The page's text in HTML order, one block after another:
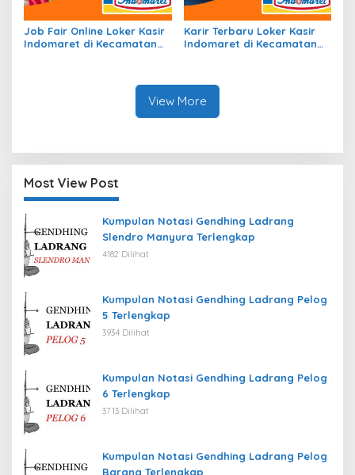
Job Fair Online Loker Kasir
Indomaret di Kecamatan
Karir Terbaru Loker Kasir
Indomaret di Kecamatan
View More
Most View Post
Kumpulan Notasi Gendhing Ladrang
Slendro Manyura Terlengkap
4182 Dilihat
Kumpulan Notasi Gendhing Ladrang Pelog
5 Terlengkap
3934 Dilihat
Kumpulan Notasi Gendhing Ladrang Pelog
6 Terlengkap
3713 Dilihat
Kumpulan Notasi Gendhing Ladrang Pelog
Barang Terlengkap